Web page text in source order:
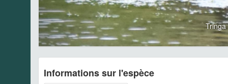
Informations sur l'espèce